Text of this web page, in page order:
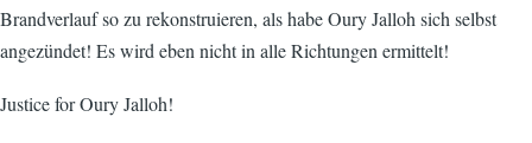
Brandverlauf so zu rekonstruieren, als habe Oury Jalloh sich selbst
angezündet! Es wird eben nicht in alle Richtungen ermittelt!
Justice for Oury Jalloh!